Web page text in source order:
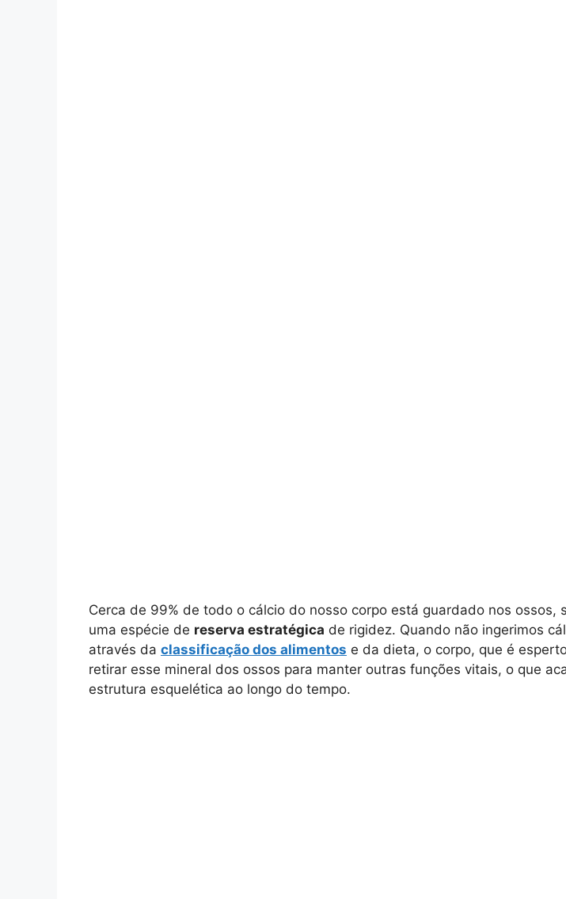
Cerca de 99% de todo o cálcio do nosso corpo está guardado nos ossos,
uma espécie de reserva estratégica de rigidez. Quando não ingerimos
através da classificação dos alimentos e da dieta, o corpo, que é
retirar esse mineral dos ossos para manter outras funções vitais, o que
estrutura esquelética ao longo do tempo.